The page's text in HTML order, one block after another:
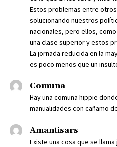
Estos problemas entre
solucionando nuestros
nacionales, pero ellos,
una clase superior y estos
La jornada reducida en la
es poco menos que un
Comuna
Hay una comuna hippie
manualidades con cañamo
Amantisars
Existe una cosa que se